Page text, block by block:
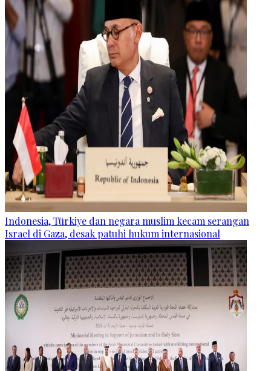
Indonesia, Türkiye dan negara muslim kecam serangan
Israel di Gaza, desak patuhi hukum internasional